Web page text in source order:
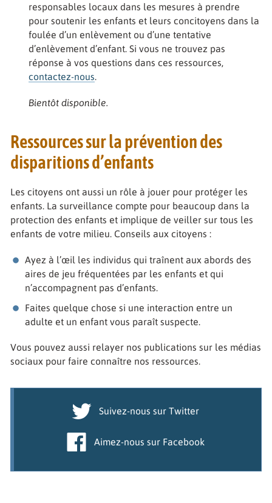
responsables locaux dans les mesures à prendre
pour soutenir les enfants et leurs concitoyens dans la
foulée d’un enlèvement ou d’une tentative
d’enlèvement d’enfant. Si vous ne trouvez pas
réponse à vos questions dans ces ressources,
contactez-nous.
Bientôt disponible.
Ressources sur la prévention des
disparitions d’enfants
Les citoyens ont aussi un rôle à jouer pour protéger les
enfants. La surveillance compte pour beaucoup dans la
protection des enfants et implique de veiller sur tous les
enfants de votre milieu. Conseils aux citoyens :
Ayez à l’œil les individus qui traînent aux abords des
aires de jeu fréquentées par les enfants et qui
n’accompagnent pas d’enfants.
Faites quelque chose si une interaction entre un
adulte et un enfant vous paraît suspecte.
Vous pouvez aussi relayer nos publications sur les médias
sociaux pour faire connaître nos ressources.
Suivez-nous sur Twitter
Aimez-nous sur Facebook